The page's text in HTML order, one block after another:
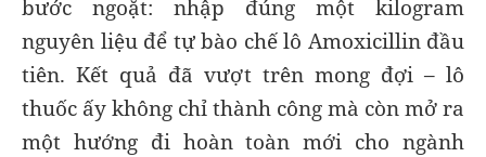
bước ngoặt: nhập đúng một kilogram
nguyên liệu để tự bào chế lô Amoxicillin đầu
tiên. Kết quả đã vượt trên mong đợi – lô
thuốc ấy không chỉ thành công mà còn mở ra
một hướng đi hoàn toàn mới cho ngành